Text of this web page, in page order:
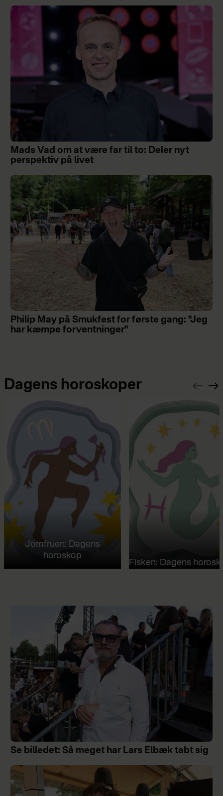
Mads Vad om at være far til to: Deler nyt
perspektiv på livet
Philip May på Smukfest for første gang: "Jeg
har kæmpe forventninger"
Dagens horoskoper
Jomfruen: Dagens
horoskop
Fisken: Dagens
Se billedet: Så meget har Lars Elbæk tabt sig